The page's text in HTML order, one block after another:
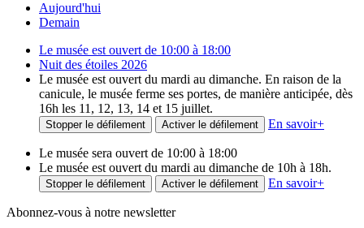
Aujourd'hui
Demain
Le musée est ouvert de 10:00 à 18:00
Nuit des étoiles 2026
Le musée est ouvert du mardi au dimanche. En raison de la
canicule, le musée ferme ses portes, de manière anticipée, dès
16h les 11, 12, 13, 14 et 15 juillet.
Stopper le défilement Activer le défilement En savoir+
Le musée sera ouvert de 10:00 à 18:00
Le musée est ouvert du mardi au dimanche de 10h à 18h.
Stopper le défilement Activer le défilement En savoir+
Abonnez-vous à notre newsletter